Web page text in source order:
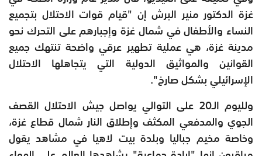
غزة الدكتور منير البرش إن "قيام قوات الاحتلال بتجميع
النساء والأطفال في شمال غزة وإجبارهم على التحرك نحو
مدينة غزة، هي عملية تطهير عرقي واضحة تنتهك جميع
القوانين والمواثيق الدولية التي يتجاهلها الاحتلال
الإسرائيلي بشكل صارخ".
ولليوم الـ20 على التوالي يواصل جيش الاحتلال القصف
الجوي والمدفعي المكثف وإطلاق النار شمال قطاع غزة،
وخاصة مخيم جباليا وبلدة بيت لاهيا في مشاهد يقول